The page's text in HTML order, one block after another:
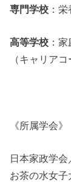
専門学校 ：
高等学校 ：
（キャリア
《所属学会》
日本家政学
お茶の水女